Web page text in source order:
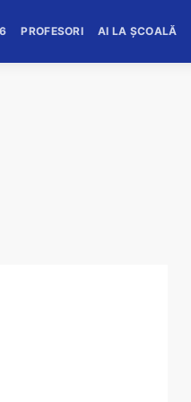
PROFESORI AI LA ȘCOALĂ